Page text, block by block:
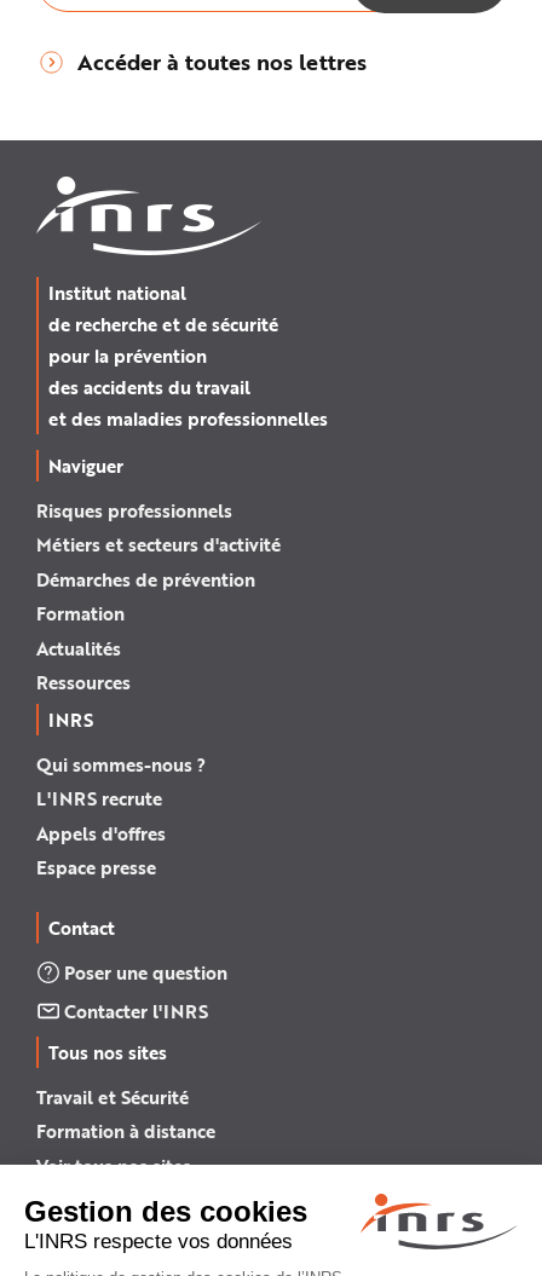
Accéder à toutes nos lettres
Institut national
de recherche et de sécurité
pour la prévention
des accidents du travail
et des maladies professionnelles
Naviguer
Risques professionnels
Métiers et secteurs d'activité
Démarches de prévention
Formation
Actualités
Ressources
INRS
Qui sommes-nous ?
L'INRS recrute
Appels d'offres
Espace presse
Contact
Poser une question
Contacter l'INRS
Tous nos sites
Travail et Sécurité
Formation à distance
Voir tous nos sites →
INRS English